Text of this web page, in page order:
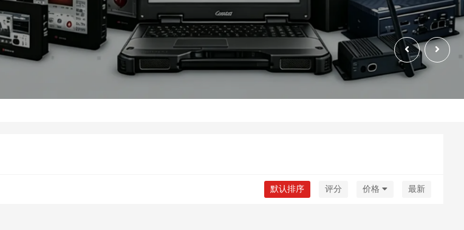
默认排序 评分 价格 最新